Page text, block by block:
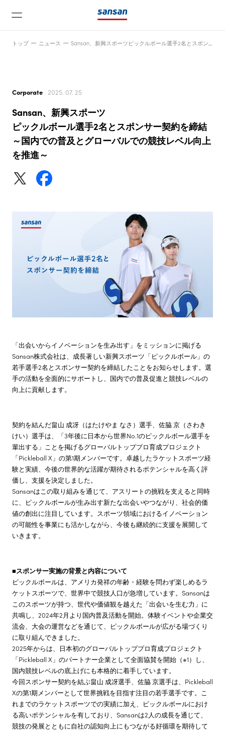
ニュース
サービス
テクノロジー
トップ ニュース
Corporate 2025. 07. 25
Sansan、新興スポーツ
ピックルボール選手2名とスポンサー契約を締結
～国内での普及とグローバルでの競技レベル向上
を推進～
「出会いからイノベーションを生み出す」をミッションに掲げる
Sansan株式会社は、成長著しい新興スポーツ「ピックルボール」の
若手選手2名とスポンサー契約を締結したことをお知らせします。選
手の活動を全面的にサポートし、国内での普及促進と競技レベルの
向上に貢献します。
契約を結んだ畠山 成冴（はたけやま なさ）選手、佐脇 京（さわき
けい）選手は、「3年後に日本から世界No.1のピックルボール選手を
輩出する」ことを掲げるグローバルトッププロ育成プロジェクト
「Pickleball X」の第1期メンバーです。卓越したラケットスポーツ経
験と実績、今後の世界的な活躍が期待されるポテンシャルを高く評
価し、支援を決定しました。
Sansanはこの取り組みを通じて、アスリートの挑戦を支えると同時
に、ピックルボールが生み出す新たな出会いやつながり、社会的価
値の創出に注目しています。スポーツ領域におけるイノベーション
の可能性を事業にも活かしながら、今後も継続的に支援を展開して
いきます。
■スポンサー実施の背景と内容について
ピックルボールは、アメリカ発祥の年齢・経験を問わず楽しめるラ
ケットスポーツで、世界中で競技人口が急増しています。Sansanは
このスポーツが持つ、世代や価値観を越えた「出会いを生む力」に
共鳴し、2024年2月より国内普及活動を開始。体験イベントや企業交
流会、大会の運営などを通じて、ピックルボールが広がる場づくり
に取り組んできました。
2025年からは、日本初のグローバルトッププロ育成プロジェクト
「Pickleball X」のパートナー企業として全面協賛を開始（※1）し、
国内競技レベルの底上げにも本格的に着手しています。
今回スポンサー契約を結ぶ畠山 成冴選手、佐脇 京選手は、Pickleball
Xの第1期メンバーとして世界挑戦を目指す注目の若手選手です。こ
れまでのラケットスポーツでの実績に加え、ピックルボールにおけ
る高いポテンシャルを有しており、Sansanは2人の成長を通じて、
競技の発展とともに自社の認知向上にもつながる好循環を期待して